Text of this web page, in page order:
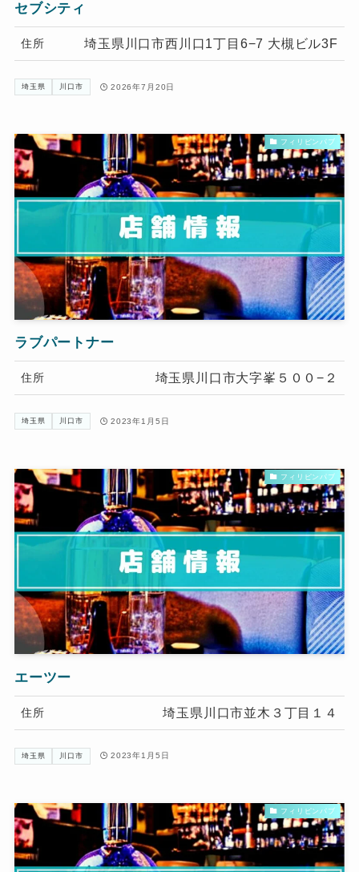
セブシティ
住所 埼玉県川口市西川口1丁目6−7 大槻ビル3F
埼玉県 川口市 2026年7月20日
フィリピンパブ
ラブパートナー
住所 埼玉県川口市大字峯５００−２
埼玉県 川口市 2023年1月5日
フィリピンパブ
エーツー
住所 埼玉県川口市並木３丁目１４
埼玉県 川口市 2023年1月5日
フィリピンパブ